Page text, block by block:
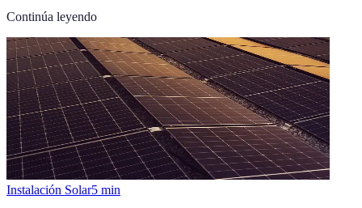
Continúa leyendo
Instalación Solar5 min